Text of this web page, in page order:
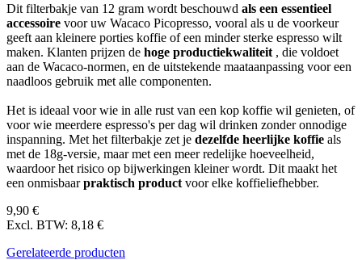
Dit filterbakje van 12 gram wordt beschouwd als een essentieel
accessoire voor uw Wacaco Picopresso, vooral als u de voorkeur
geeft aan kleinere porties koffie of een minder sterke espresso wilt
maken. Klanten prijzen de hoge productiekwaliteit , die voldoet
aan de Wacaco-normen, en de uitstekende maataanpassing voor een
naadloos gebruik met alle componenten.
Het is ideaal voor wie in alle rust van een kop koffie wil genieten, of
voor wie meerdere espresso's per dag wil drinken zonder onnodige
inspanning. Met het filterbakje zet je dezelfde heerlijke koffie als
met de 18g-versie, maar met een meer redelijke hoeveelheid,
waardoor het risico op bijwerkingen kleiner wordt. Dit maakt het
een onmisbaarpraktisch product voor elke koffieliefhebber.
9,90 €
Excl. BTW: 8,18 €
Gerelateerde producten